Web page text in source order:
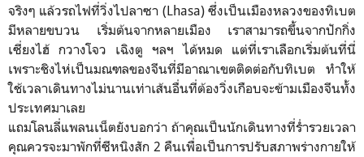
จริงๆ แล้วรถไฟที่วิ่งไปลาซา (Lhasa) ซึ่งเป็นเมืองหลวงของทิเบต
มีหลายขบวน เริ่มต้นจากหลายเมือง เราสามารถขึ้นจากปักกิ่ง
เซี่ยงไฮ้ กวางโจว เฉิงตู ฯลฯ ได้หมด แต่ที่เราเลือกเริ่มต้นที่นี่
เพราะชิงไห่เป็นมณฑลของจีนที่มีอาณาเขตติดต่อกับทิเบต ทำให้
ใช้เวลาเดินทางไม่นานเท่าเส้นอื่นที่ต้องวิ่งเกือบจะข้ามเมืองจีนทั้ง
ประเทศมาเลย
แถมโลนลี่แพลนเน็ตยังบอกว่า ถ้าคุณเป็นนักเดินทางที่ร่ำรวยเวลา
คุณควรจะมาพักที่ซีหนิงสัก 2 คืนเพื่อเป็นการปรับสภาพร่างกายให้